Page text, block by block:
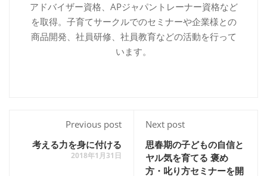
アドバイザー資格、APジャパントレーナー資格など
を取得。子育てサークルでのセミナーや企業様との
商品開発、社員研修、社員教育などの活動を行って
います。
Previous post
考える力を身に付ける
2018年1月31日
Next post
思春期の子どもの自信と
ヤル気を育てる 褒め
方・叱り方セミナーを開